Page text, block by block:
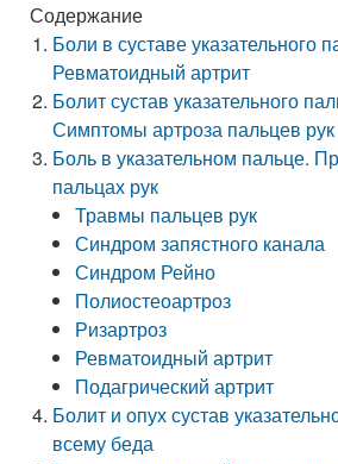
Содержание
Боли в суставе указательного
Ревматоидный артрит
Болит сустав указательного
Симптомы артроза пальцев рук
Боль в указательном пальце.
пальцах рук
Травмы пальцев рук
Синдром запястного канала
Синдром Рейно
Полиостеоартроз
Ризартроз
Ревматоидный артрит
Подагрический артрит
Болит и опух сустав
всему беда